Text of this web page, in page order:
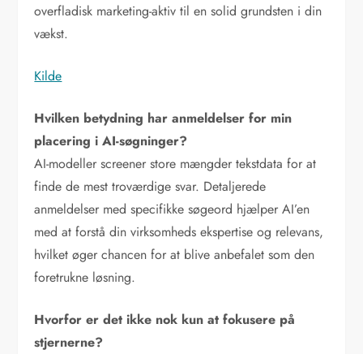
overfladisk marketing-aktiv til en solid grundsten i din
vækst.
Kilde
Hvilken betydning har anmeldelser for min
placering i AI-søgninger?
AI-modeller screener store mængder tekstdata for at
finde de mest troværdige svar. Detaljerede
anmeldelser med specifikke søgeord hjælper AI’en
med at forstå din virksomheds ekspertise og relevans,
hvilket øger chancen for at blive anbefalet som den
foretrukne løsning.
Hvorfor er det ikke nok kun at fokusere på
stjernerne?